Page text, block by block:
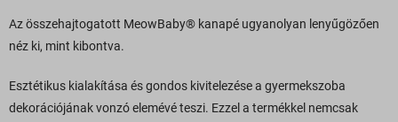
Az összehajtogatott MeowBaby® kanapé ugyanolyan lenyűgözően
néz ki, mint kibontva.
Esztétikus kialakítása és gondos kivitelezése a gyermekszoba
dekorációjának vonzó elemévé teszi. Ezzel a termékkel nemcsak